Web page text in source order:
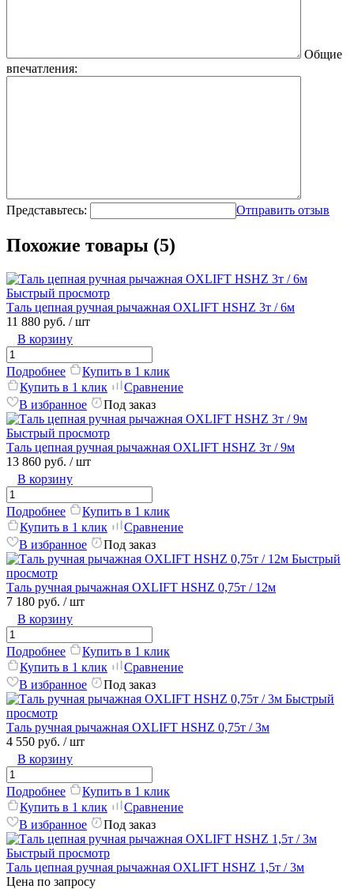
Общие
впечатления:
Представьтесь: Отправить отзыв
Похожие товары (5)
Быстрый просмотр
Таль цепная ручная рычажная OXLIFT HSHZ 3т / 6м
11 880 руб. / шт
В корзину
Подробнее
Купить в 1 клик
Купить в 1 клик
Сравнение
В избранное
Под заказ
Быстрый просмотр
Таль цепная ручная рычажная OXLIFT HSHZ 3т / 9м
13 860 руб. / шт
В корзину
Подробнее
Купить в 1 клик
Купить в 1 клик
Сравнение
В избранное
Под заказ
Быстрый
просмотр
Таль ручная рычажная OXLIFT HSHZ 0,75т / 12м
7 180 руб. / шт
В корзину
Подробнее
Купить в 1 клик
Купить в 1 клик
Сравнение
В избранное
Под заказ
Быстрый
просмотр
Таль ручная рычажная OXLIFT HSHZ 0,75т / 3м
4 550 руб. / шт
В корзину
Подробнее
Купить в 1 клик
Купить в 1 клик
Сравнение
В избранное
Под заказ
Быстрый просмотр
Таль цепная ручная рычажная OXLIFT HSHZ 1,5т / 3м
Цена по запросу